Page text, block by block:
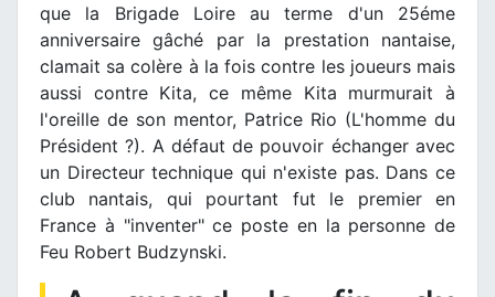
que la Brigade Loire au terme d'un 25éme
anniversaire gâché par la prestation nantaise,
clamait sa colère à la fois contre les joueurs mais
aussi contre Kita, ce même Kita murmurait à
l'oreille de son mentor, Patrice Rio (L'homme du
Président ?). A défaut de pouvoir échanger avec
un Directeur technique qui n'existe pas. Dans ce
club nantais, qui pourtant fut le premier en
France à "inventer" ce poste en la personne de
Feu Robert Budzynski.